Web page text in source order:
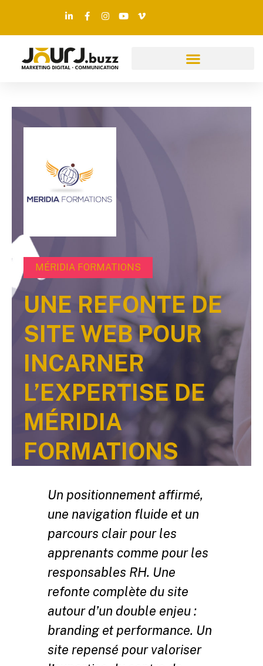
MÉRIDIA FORMATIONS
UNE REFONTE DE
SITE WEB POUR
INCARNER
L’EXPERTISE DE
MÉRIDIA
FORMATIONS
Un positionnement affirmé,
une navigation fluide et un
parcours clair pour les
apprenants comme pour les
responsables RH. Une
refonte complète du site
autour d’un double enjeu :
branding et performance. Un
site repensé pour valoriser